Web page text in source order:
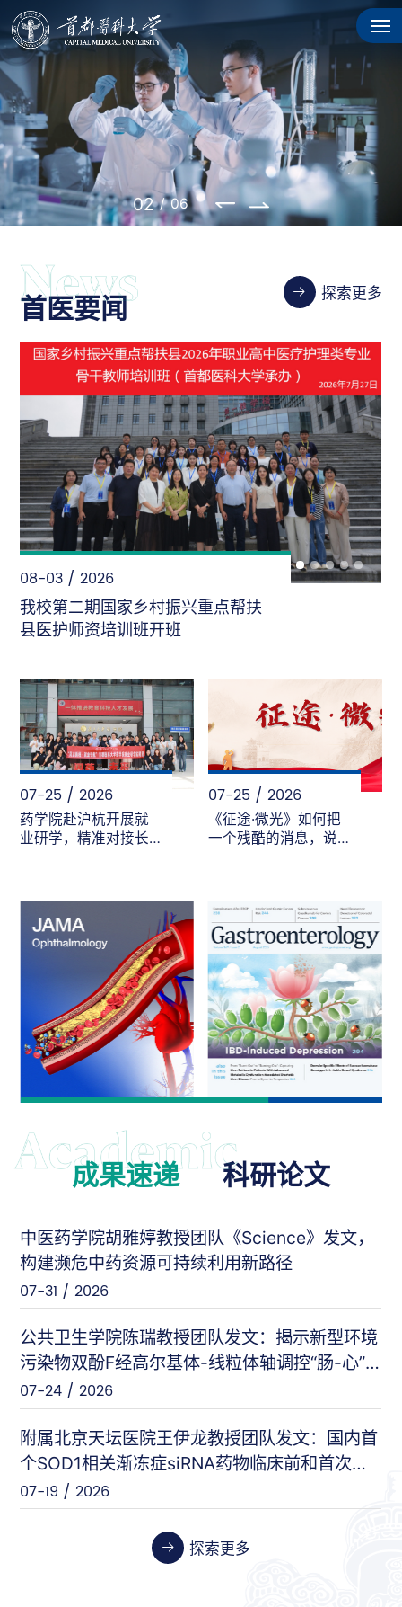
03 / 06
首医要闻 探索更多
08-02 / 2026
“暑”光里的首医人——致敬每一份
“不被看见”的坚守
07-25 / 2026
药学院赴沪杭开展就
业研学，精准对接长
07-25 / 2026
《征途·微光》如何把
一个残酷的消息，说
成果速递 科研论文
中医药学院胡雅婷教授团队《Science》发文，
构建濒危中药资源可持续利用新路径
07-31 / 2026
公共卫生学院陈瑞教授团队发文：揭示新型环境
污染物双酚F经高尔基体-线粒体轴调控“肠-心”
对话的新机制
07-24 / 2026
附属北京天坛医院王伊龙教授团队发文：国内首
个SOD1相关渐冻症siRNA药物临床前和首次人
体临床数据
07-19 / 2026
曲显俊等（基础医学院） PNAS
07-28 / 2026
07-17 / 2026
王刚等（安定医院） Cell Host & Microbe
07-10 / 2026
张伟等（天坛医院）
探索更多